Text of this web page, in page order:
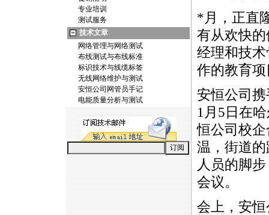
专业培训
测试服务
技术文章
网络管理与网络测试
布线测试与布线标准
标识技术与线缆标签
无线网络维护与测试
安恒公司网管员手记
电能质量分析与测试
* 月，正直
有从欢快
经理和技
作的教育
安恒公司
1月5日在
恒公司校
温，街道
人员的脚
会议。
会上，安